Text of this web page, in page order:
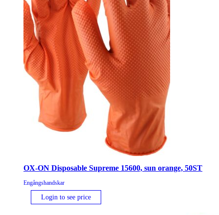
OX-ON Disposable Supreme 15600, sun orange, 50ST
Engångshandskar
Login to see price